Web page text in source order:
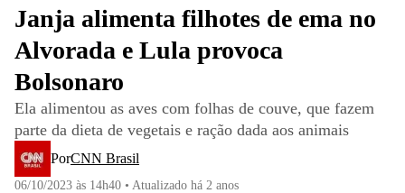
Janja alimenta filhotes de ema no
Alvorada e Lula provoca
Bolsonaro
Ela alimentou as aves com folhas de couve, que fazem
parte da dieta de vegetais e ração dada aos animais
PorCNN Brasil
06/10/2023 às 14h40 • Atualizado há 2 anos